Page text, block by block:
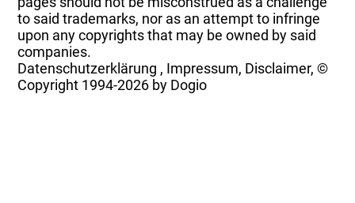
to said trademarks, nor as an attempt to infringe
upon any copyrights that may be owned by said
companies.
Datenschutzerklärung , Impressum, Disclaimer, ©
Copyright 1994-2026 by Dogio